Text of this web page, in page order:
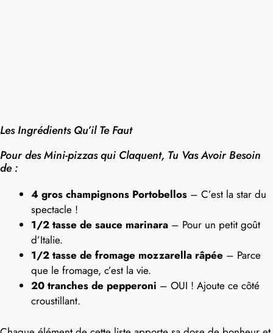
Les Ingrédients Qu’il Te Faut
Pour des Mini-pizzas qui Claquent, Tu Vas Avoir Besoin
de :
4 gros champignons Portobellos – C’est la star du
spectacle !
1/2 tasse de sauce marinara – Pour un petit goût
d’Italie.
1/2 tasse de fromage mozzarella râpée – Parce
que le fromage, c’est la vie.
20 tranches de pepperoni – OUI ! Ajoute ce côté
croustillant.